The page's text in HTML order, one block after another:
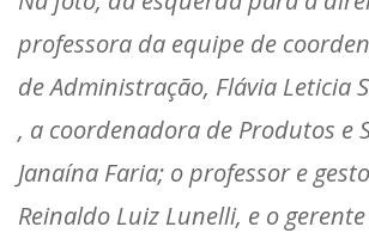
professora da equipe de
de Administração, Flávia Leticia
, a coordenadora de Produtos e
Janaína Faria; o professor e
Reinaldo Luiz Lunelli, e o